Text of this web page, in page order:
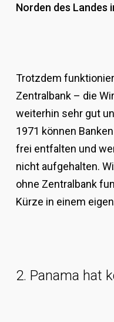
Norden des Landes
Trotzdem
Zentralbank – die
weiterhin sehr gut
1971 können
frei entfalten und
nicht aufgehalten.
ohne Zentralbank
Kürze in einem
2. Panama hat